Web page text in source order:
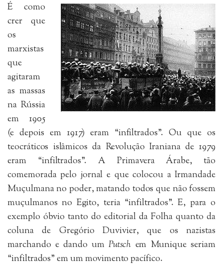
É como
crer que
os
marxistas
que
agitaram
as massas
na Rússia
em 1905
(e depois em 1917) eram “infiltrados”. Ou que os
teocráticos islâmicos da Revolução Iraniana de 1979
eram “infiltrados”. A Primavera Árabe, tão
comemorada pelo jornal e que colocou a Irmandade
Muçulmana no poder, matando todos que não fossem
muçulmanos no Egito, teria “infiltrados”. E, para o
exemplo óbvio tanto do editorial da Folha quanto da
coluna de Gregório Duvivier, que os nazistas
marchando e dando um Putsch em Munique seriam
“infiltrados” em um movimento pacífico.